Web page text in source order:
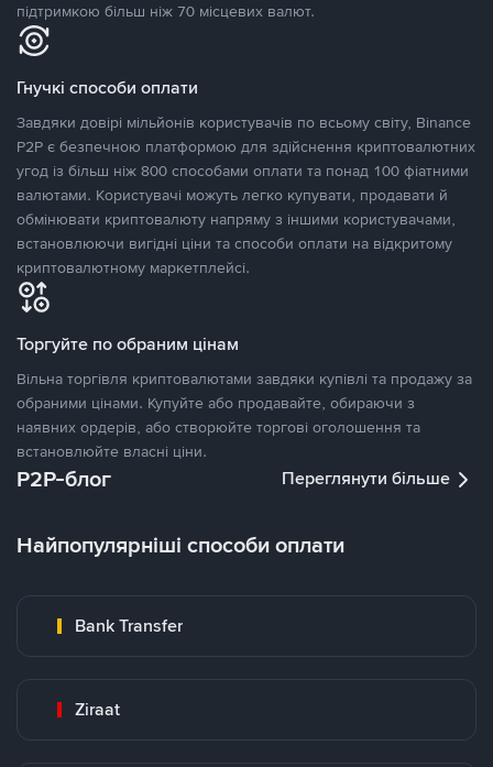
підтримкою більш ніж 70 місцевих валют.
Гнучкі способи оплати
Завдяки довірі мільйонів користувачів по всьому світу, Binance
P2P є безпечною платформою для здійснення криптовалютних
угод із більш ніж 800 способами оплати та понад 100 фіатними
валютами. Користувачі можуть легко купувати, продавати й
обмінювати криптовалюту напряму з іншими користувачами,
встановлюючи вигідні ціни та способи оплати на відкритому
криптовалютному маркетплейсі.
Торгуйте по обраним цінам
Вільна торгівля криптовалютами завдяки купівлі та продажу за
обраними цінами. Купуйте або продавайте, обираючи з
наявних ордерів, або створюйте торгові оголошення та
встановлюйте власні ціни.
P2P-блог Переглянути більше
Найпопулярніші способи оплати
Bank Transfer
Ziraat